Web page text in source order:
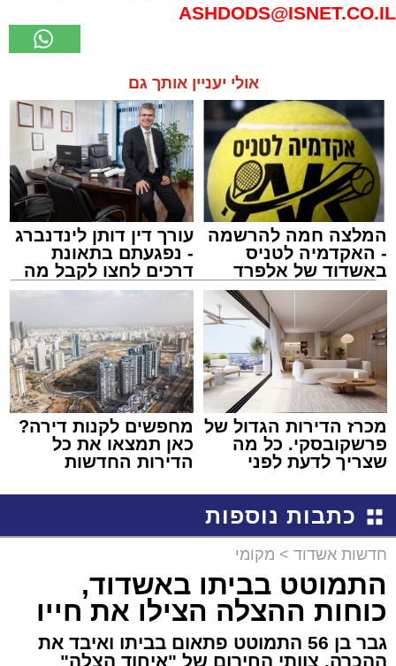
ASHDODS@ISNET.CO.IL
אולי יעניין אותך גם
המלצה חמה להרשמה
- האקדמיה לטניס
באשדוד של אלפרד
קריאולנסקי - לילדים
עורך דין דותן לינדנברג
- נפגעתם בתאונת
דרכים לחצו לקבל מה
שמגיע לכם
מכרז הדירות הגדול של
פרשקובסקי. כל מה
שצריך לדעת לפני
באשדוד
מחפשים לקנות דירה?
כאן תמצאו את כל
הדירות החדשות
כתבות נוספות
חדשות אשדוד > מקומי
התמוטט בביתו באשדוד,
כוחות ההצלה הצילו את חייו
גבר בן 56 התמוטט פתאום בביתו ואיבד את
ההכרה. צוותי החירום של "איחוד הצלה"